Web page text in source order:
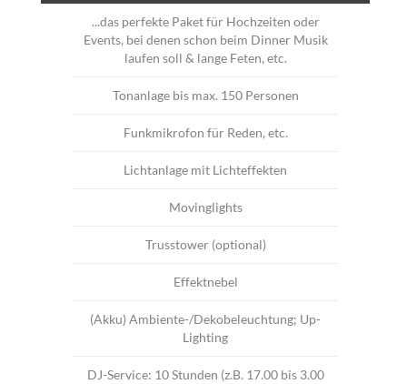
...das perfekte Paket für Hochzeiten oder
Events, bei denen schon beim Dinner Musik
laufen soll & lange Feten, etc.
Tonanlage bis max. 150 Personen
Funkmikrofon für Reden, etc.
Lichtanlage mit Lichteffekten
Movinglights
Trusstower (optional)
Effektnebel
(Akku) Ambiente-/Dekobeleuchtung; Up-
Lighting
DJ-Service: 10 Stunden (z.B. 17.00 bis 3.00